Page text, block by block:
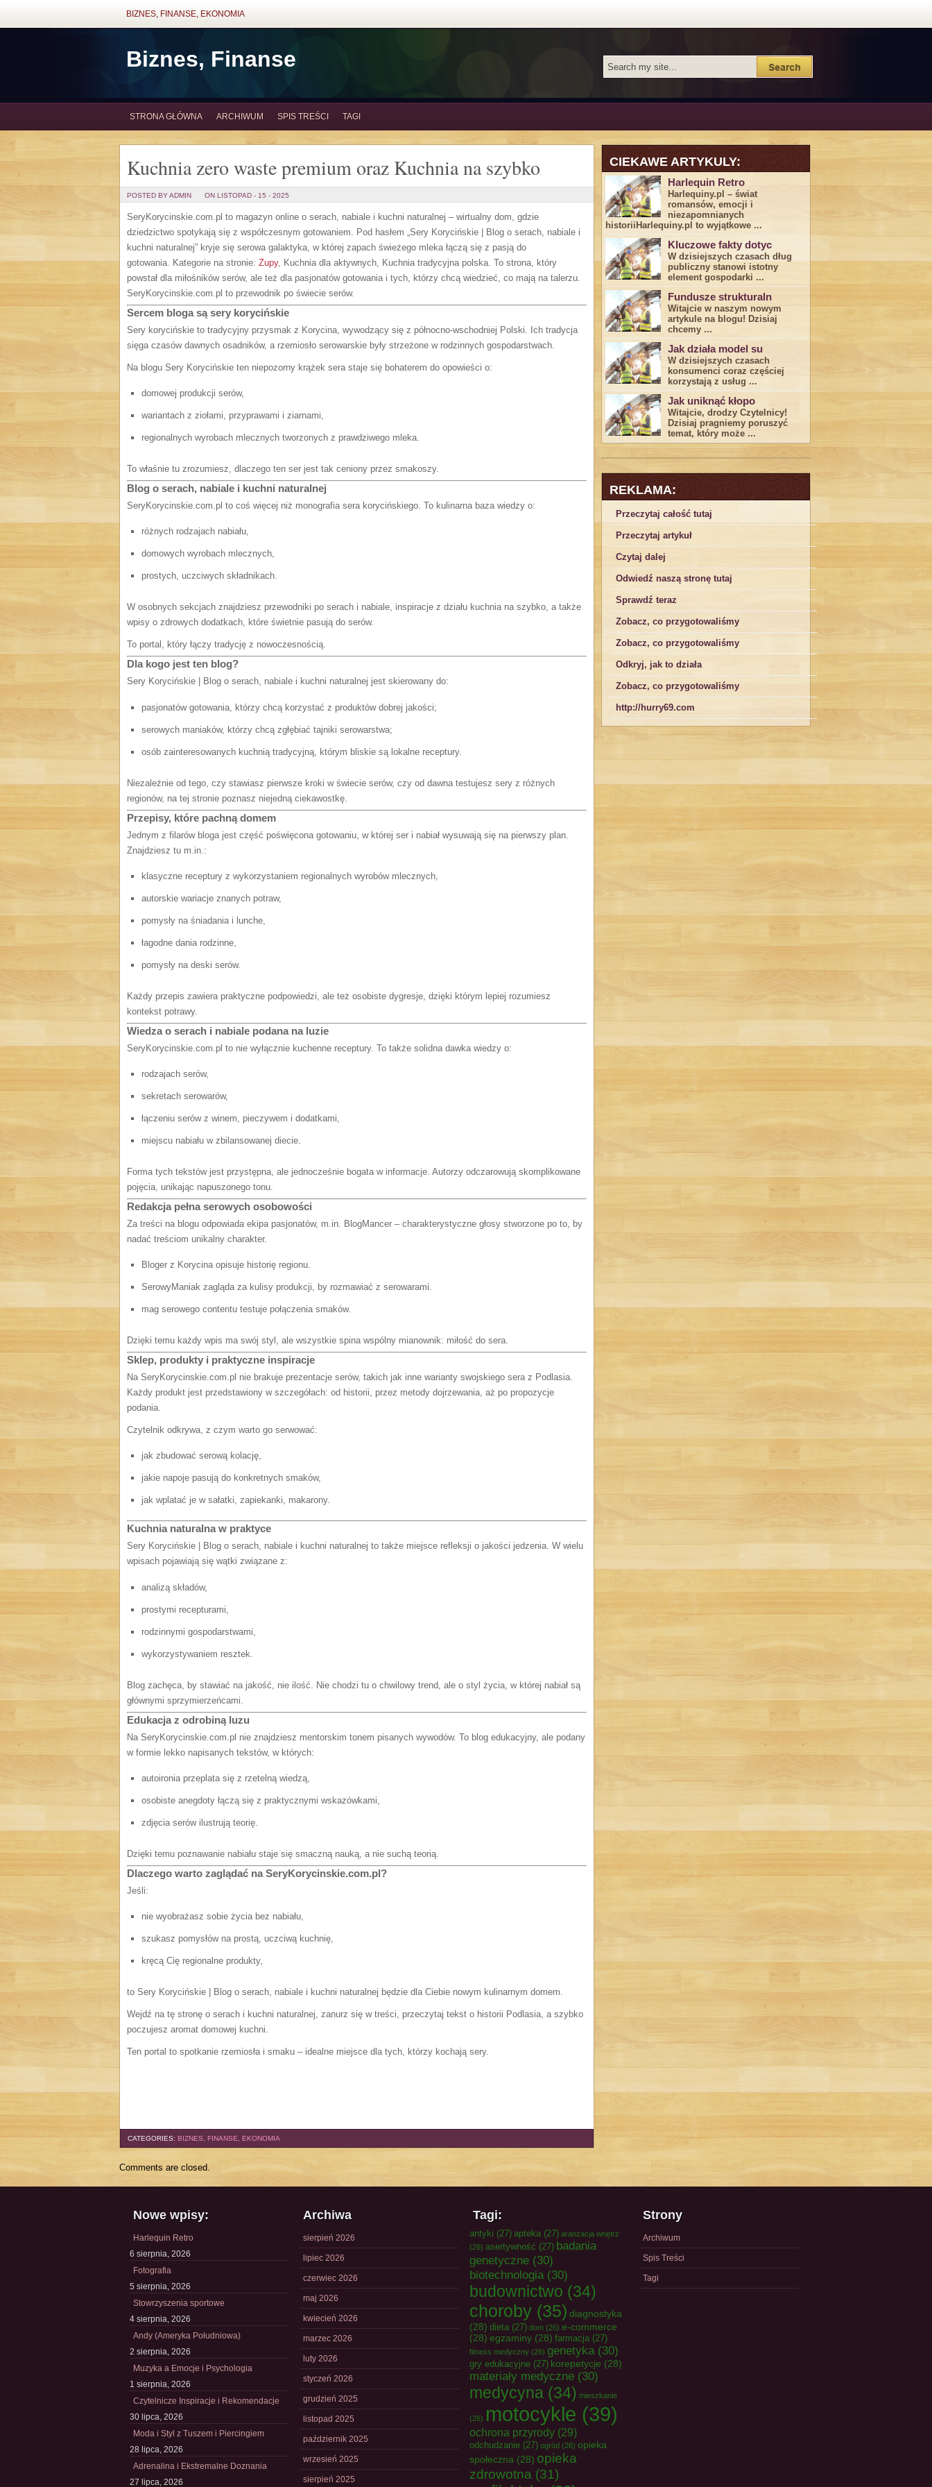
BIZNES, FINANSE, EKONOMIA
Biznes, Finanse
STRONA GŁÓWNA ARCHIWUM SPIS TREŚCI TAGI
Kuchnia zero waste premium oraz Kuchnia na szybko
POSTED BY ADMIN ON LISTOPAD - 15 - 2025
SeryKorycinskie.com.pl to magazyn online o serach, nabiale i kuchni naturalnej – wirtualny dom, gdzie
dziedzictwo spotykają się z współczesnym gotowaniem. Pod hasłem „Sery Korycińskie | Blog o serach, nabiale i
kuchni naturalnej” kryje się serowa galaktyka, w której zapach świeżego mleka łączą się z pasją do
gotowania. Kategorie na stronie: Zupy, Kuchnia dla aktywnych, Kuchnia tradycyjna polska. To strona, który
powstał dla miłośników serów, ale też dla pasjonatów gotowania i tych, którzy chcą wiedzieć, co mają na talerzu.
SeryKorycinskie.com.pl to przewodnik po świecie serów.
Sercem bloga są sery korycińskie
Sery korycińskie to tradycyjny przysmak z Korycina, wywodzący się z północno-wschodniej Polski. Ich tradycja
sięga czasów dawnych osadników, a rzemiosło serowarskie były strzeżone w rodzinnych gospodarstwach.
Na blogu Sery Korycińskie ten niepozorny krążek sera staje się bohaterem do opowieści o:
domowej produkcji serów,
wariantach z ziołami, przyprawami i ziarnami,
regionalnych wyrobach mlecznych tworzonych z prawdziwego mleka.
To właśnie tu zrozumiesz, dlaczego ten ser jest tak ceniony przez smakoszy.
Blog o serach, nabiale i kuchni naturalnej
SeryKorycinskie.com.pl to coś więcej niż monografia sera korycińskiego. To kulinarna baza wiedzy o:
różnych rodzajach nabiału,
domowych wyrobach mlecznych,
prostych, uczciwych składnikach.
W osobnych sekcjach znajdziesz przewodniki po serach i nabiale, inspiracje z działu kuchnia na szybko, a także
wpisy o zdrowych dodatkach, które świetnie pasują do serów.
To portal, który łączy tradycję z nowoczesnością.
Dla kogo jest ten blog?
Sery Korycińskie | Blog o serach, nabiale i kuchni naturalnej jest skierowany do:
pasjonatów gotowania, którzy chcą korzystać z produktów dobrej jakości;
serowych maniaków, którzy chcą zgłębiać tajniki serowarstwa;
osób zainteresowanych kuchnią tradycyjną, którym bliskie są lokalne receptury.
Niezależnie od tego, czy stawiasz pierwsze kroki w świecie serów, czy od dawna testujesz sery z różnych
regionów, na tej stronie poznasz niejedną ciekawostkę.
Przepisy, które pachną domem
Jednym z filarów bloga jest część poświęcona gotowaniu, w której ser i nabiał wysuwają się na pierwszy plan.
Znajdziesz tu m.in.:
klasyczne receptury z wykorzystaniem regionalnych wyrobów mlecznych,
autorskie wariacje znanych potraw,
pomysły na śniadania i lunche,
łagodne dania rodzinne,
pomysły na deski serów.
Każdy przepis zawiera praktyczne podpowiedzi, ale też osobiste dygresje, dzięki którym lepiej rozumiesz
kontekst potrawy.
Wiedza o serach i nabiale podana na luzie
SeryKorycinskie.com.pl to nie wyłącznie kuchenne receptury. To także solidna dawka wiedzy o:
rodzajach serów,
sekretach serowarów,
łączeniu serów z winem, pieczywem i dodatkami,
miejscu nabiału w zbilansowanej diecie.
Forma tych tekstów jest przystępna, ale jednocześnie bogata w informacje. Autorzy odczarowują skomplikowane
pojęcia, unikając napuszonego tonu.
Redakcja pełna serowych osobowości
Za treści na blogu odpowiada ekipa pasjonatów, m.in. BlogMancer – charakterystyczne głosy stworzone po to, by
nadać treściom unikalny charakter.
Bloger z Korycina opisuje historię regionu.
SerowyManiak zagląda za kulisy produkcji, by rozmawiać z serowarami.
mag serowego contentu testuje połączenia smaków.
Dzięki temu każdy wpis ma swój styl, ale wszystkie spina wspólny mianownik: miłość do sera.
Sklep, produkty i praktyczne inspiracje
Na SeryKorycinskie.com.pl nie brakuje prezentacje serów, takich jak inne warianty swojskiego sera z Podlasia.
Każdy produkt jest przedstawiony w szczegółach: od historii, przez metody dojrzewania, aż po propozycje
podania.
Czytelnik odkrywa, z czym warto go serwować:
jak zbudować serową kolację,
jakie napoje pasują do konkretnych smaków,
jak wplatać je w sałatki, zapiekanki, makarony.
Kuchnia naturalna w praktyce
Sery Korycińskie | Blog o serach, nabiale i kuchni naturalnej to także miejsce refleksji o jakości jedzenia. W wielu
wpisach pojawiają się wątki związane z:
analizą składów,
prostymi recepturami,
rodzinnymi gospodarstwami,
wykorzystywaniem resztek.
Blog zachęca, by stawiać na jakość, nie ilość. Nie chodzi tu o chwilowy trend, ale o styl życia, w której nabiał są
głównymi sprzymierzeńcami.
Edukacja z odrobiną luzu
Na SeryKorycinskie.com.pl nie znajdziesz mentorskim tonem pisanych wywodów. To blog edukacyjny, ale podany
w formie lekko napisanych tekstów, w których:
autoironia przeplata się z rzetelną wiedzą,
osobiste anegdoty łączą się z praktycznymi wskazówkami,
zdjęcia serów ilustrują teorię.
Dzięki temu poznawanie nabiału staje się smaczną nauką, a nie suchą teorią.
Dlaczego warto zaglądać na SeryKorycinskie.com.pl?
Jeśli:
nie wyobrażasz sobie życia bez nabiału,
szukasz pomysłów na prostą, uczciwą kuchnię,
kręcą Cię regionalne produkty,
to Sery Korycińskie | Blog o serach, nabiale i kuchni naturalnej będzie dla Ciebie nowym kulinarnym domem.
Wejdź na tę stronę o serach i kuchni naturalnej, zanurz się w treści, przeczytaj tekst o historii Podlasia, a szybko
poczujesz aromat domowej kuchni.
Ten portal to spotkanie rzemiosła i smaku – idealne miejsce dla tych, którzy kochają sery.
CATEGORIES: BIZNES, FINANSE, EKONOMIA
Comments are closed.
CIEKAWE ARTYKULY:
Harlequin Retro
Harlequiny.pl – świat
romansów, emocji i
niezapomnianych
historiiHarlequiny.pl to wyjątkowe ...
Kluczowe fakty dotyc
W dzisiejszych czasach dług
publiczny stanowi istotny
element gospodarki ...
Fundusze strukturaln
Witajcie w naszym nowym
artykule na blogu! Dzisiaj
chcemy ...
Jak działa model su
W dzisiejszych czasach
konsumenci ‌coraz częściej
korzystają z usług⁤ ...
Jak uniknąć kłopo
Witajcie, drodzy Czytelnicy!
Dzisiaj pragniemy poruszyć
temat, który może ...
REKLAMA:
Przeczytaj całość tutaj
Przeczytaj artykuł
Czytaj dalej
Odwiedź naszą stronę tutaj
Sprawdź teraz
Zobacz, co przygotowaliśmy
Zobacz, co przygotowaliśmy
Odkryj, jak to działa
Zobacz, co przygotowaliśmy
http://hurry69.com
Nowe wpisy:
Harlequin Retro
6 sierpnia, 2026
Fotografia
5 sierpnia, 2026
Stowrzyszenia sportowe
4 sierpnia, 2026
Andy (Ameryka Południowa)
2 sierpnia, 2026
Muzyka a Emocje i Psychologia
1 sierpnia, 2026
Czytelnicze Inspiracje i Rekomendacje
30 lipca, 2026
Moda i Styl z Tuszem i Piercingiem
28 lipca, 2026
Adrenalina i Ekstremalne Doznania
27 lipca, 2026
Archiwa
sierpień 2026
lipiec 2026
czerwiec 2026
maj 2026
kwiecień 2026
marzec 2026
luty 2026
styczeń 2026
grudzień 2025
listopad 2025
październik 2025
wrzesień 2025
sierpień 2025
Tagi:
antyki (27) apteka (27) aranżacja wnętrz
(26) asertywność (27) badania
genetyczne (30)
biotechnologia (30)
budownictwo (34)
choroby (35) diagnostyka
(28) dieta (27) dom (26) e-commerce
(28) egzaminy (28) farmacja (27)
fitness medyczny (26) genetyka (30)
gry edukacyjne (27) korepetycje (28)
materiały medyczne (30)
medycyna (34) mieszkanie
(26) motocykle (39)
ochrona przyrody (29)
odchudzanie (27) ogród (26) opieka
społeczna (28) opieka
zdrowotna (31)
Strony
Archiwum
Spis Treści
Tagi